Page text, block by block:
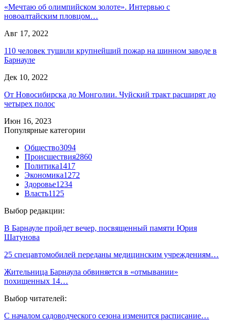
«Мечтаю об олимпийском золоте». Интервью с
новоалтайским пловцом…
Авг 17, 2022
110 человек тушили крупнейший пожар на шинном заводе в
Барнауле
Дек 10, 2022
От Новосибирска до Монголии. Чуйский тракт расширят до
четырех полос
Июн 16, 2023
Популярные категории
Общество3094
Происшествия2860
Политика1417
Экономика1272
Здоровье1234
Власть1125
Выбор редакции:
В Барнауле пройдет вечер, посвященный памяти Юрия
Шатунова
25 спецавтомобилей переданы медицинским учреждениям…
Жительница Барнаула обвиняется в «отмывании»
похищенных 14…
Выбор читателей:
С началом садоводческого сезона изменится расписание…